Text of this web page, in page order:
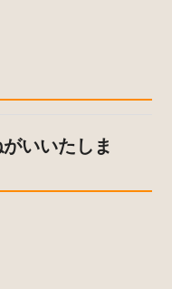
いいたしま